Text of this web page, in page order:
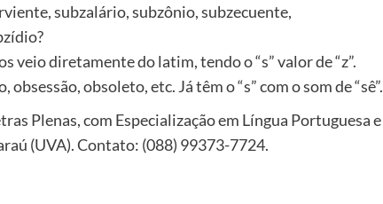
subzalário, subzônio, subzecuente,
veio diretamente do latim, tendo o “s” valor de “z”.
obsoleto, etc. Já têm o “s” com o som de “sê”.
Plenas, com Especialização em Língua Portuguesa e
(UVA). Contato: (088) 99373-7724.